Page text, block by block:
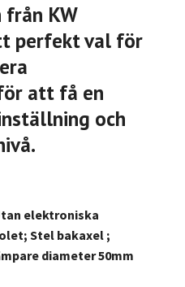
från KW
perfekt val för
att få en
och
elektroniska
Stel bakaxel ;
diameter 50mm